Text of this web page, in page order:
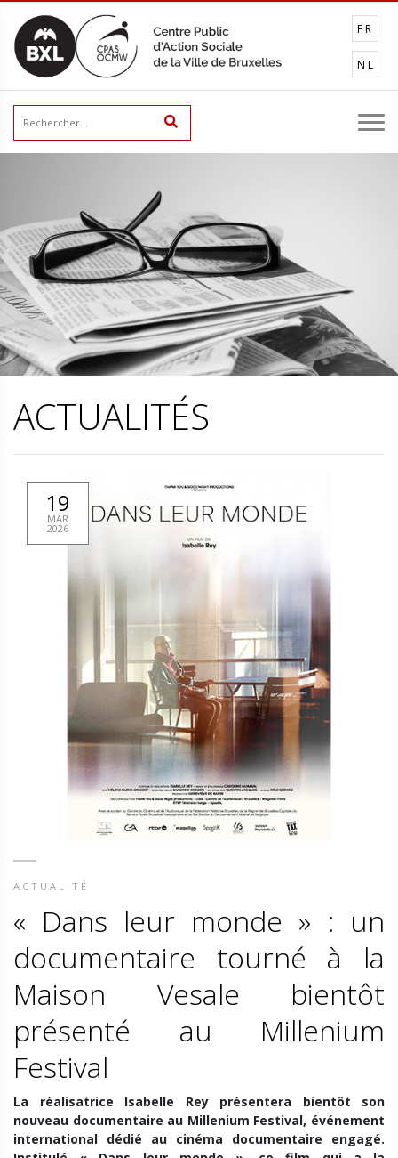
FR
NL
ACTUALITÉS
19
MAR
2026
ACTUALITÉ
« Dans leur monde » : un
documentaire tourné à la
Maison Vesale bientôt
présenté au Millenium
Festival
La réalisatrice Isabelle Rey présentera bientôt son
nouveau documentaire au Millenium Festival, événement
international dédié au cinéma documentaire engagé.